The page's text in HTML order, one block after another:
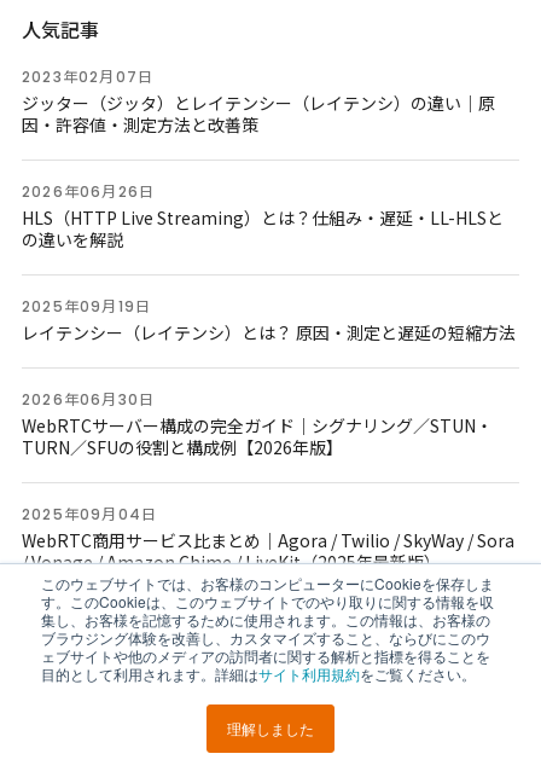
このウェブサイトでは、お客様のコンピューターにCookieを保存しま
す。このCookieは、このウェブサイトでのやり取りに関する情報を収
集し、お客様を記憶するために使用されます。この情報は、お客様の
ブラウジング体験を改善し、カスタマイズすること、ならびにこのウ
ェブサイトや他のメディアの訪問者に関する解析と指標を得ることを
目的として利用されます。詳細はサイト利用規約をご覧ください。
理解しました
シェア
LINEで
送る
人気記事
2023年02月07日
ジッター（ジッタ）とレイテンシー（レイテンシ）の違い｜原
因・許容値・測定方法と改善策
2026年06月26日
HLS（HTTP Live Streaming）とは？仕組み・遅延・LL-HLSと
の違いを解説
2025年09月19日
レイテンシー（レイテンシ）とは？ 原因・測定と遅延の短縮方法
2026年06月30日
WebRTCサーバー構成の完全ガイド｜シグナリング／STUN・
TURN／SFUの役割と構成例【2026年版】
2025年09月04日
WebRTC商用サービス比まとめ｜Agora / Twilio / SkyWay / Sora
/ Vonage / Amazon Chime / LiveKit（2025年最新版）
新着記事
OpenAI は GPT-Live の遅延を公開していないため、実際に計測